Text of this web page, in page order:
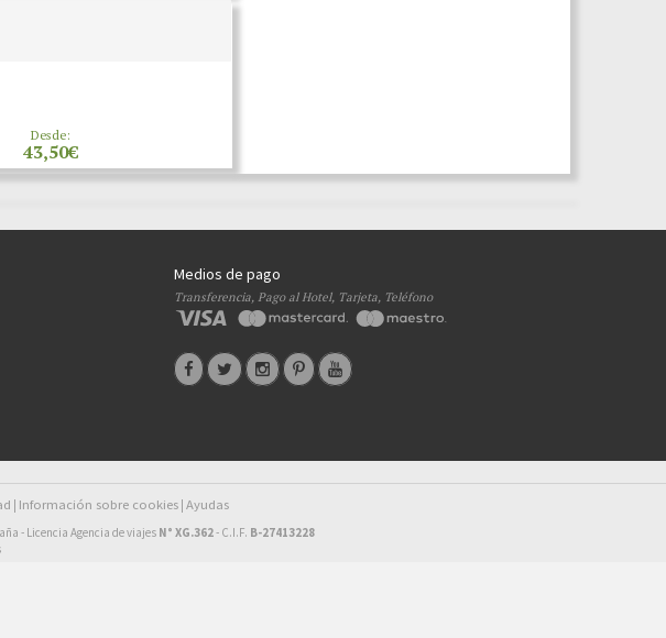
Desde:
43,50€
Medios de pago
Transferencia, Pago al Hotel, Tarjeta, Teléfono
| Información sobre cookies | Ayudas
- Licencia Agencia de viajes N° XG.362- C.I.F. B-27413228